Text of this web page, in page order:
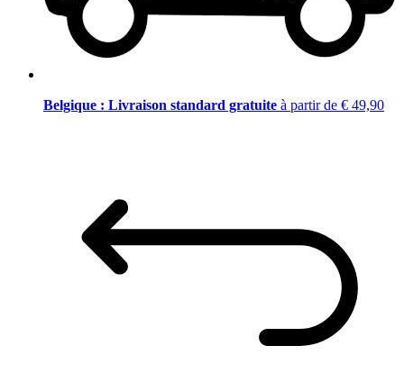
Belgique : Livraison standard gratuite à partir de € 49,90